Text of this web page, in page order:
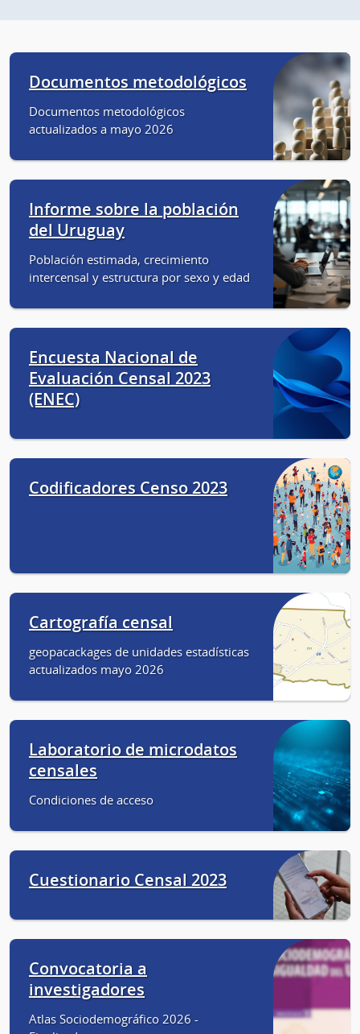
Documentos metodológicos
Documentos metodológicos
actualizados a mayo 2026
Informe sobre la población
del Uruguay
Población estimada, crecimiento
intercensal y estructura por sexo y edad
Encuesta Nacional de
Evaluación Censal 2023
(ENEC)
Codificadores Censo 2023
Cartografía censal
geopacackages de unidades estadísticas
actualizados mayo 2026
Laboratorio de microdatos
censales
Condiciones de acceso
Cuestionario Censal 2023
Convocatoria a
investigadores
Atlas Sociodemográfico 2026 -